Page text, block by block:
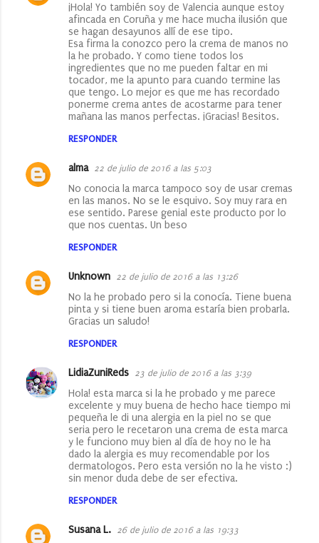
¡Hola! Yo también soy de Valencia aunque estoy
afincada en Coruña y me hace mucha ilusión que
se hagan desayunos allí de ese tipo.
Esa firma la conozco pero la crema de manos no
la he probado. Y como tiene todos los
ingredientes que no me pueden faltar en mi
tocador, me la apunto para cuando termine las
que tengo. Lo mejor es que me has recordado
ponerme crema antes de acostarme para tener
mañana las manos perfectas. ¡Gracias! Besitos.
RESPONDER
alma 22 de julio de 2016 a las 5:03
No conocia la marca tampoco soy de usar cremas
en las manos. No se le esquivo. Soy muy rara en
ese sentido. Parese genial este producto por lo
que nos cuentas. Un beso
RESPONDER
Unknown 22 de julio de 2016 a las 13:26
No la he probado pero si la conocía. Tiene buena
pinta y si tiene buen aroma estaría bien probarla.
Gracias un saludo!
RESPONDER
LidiaZuniReds 23 de julio de 2016 a las 3:39
Hola! esta marca si la he probado y me parece
excelente y muy buena de hecho hace tiempo mi
pequeña le di una alergia en la piel no se que
seria pero le recetaron una crema de esta marca
y le funciono muy bien al día de hoy no le ha
dado la alergia es muy recomendable por los
dermatologos. Pero esta versión no la he visto :)
sin menor duda debe de ser efectiva.
RESPONDER
Susana L. 26 de julio de 2016 a las 19:33